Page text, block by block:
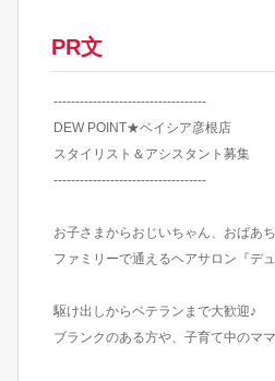
PR文
-----------------------------------
DEW POINT★ベイシア彦根店
スタイリスト＆アシスタント募集
-----------------------------------
お子さまからおじいちゃん、おばあち
ファミリーで通えるヘアサロン『デ
駆け出しからベテランまで大歓迎♪
ブランクのある方や、子育て中のマ